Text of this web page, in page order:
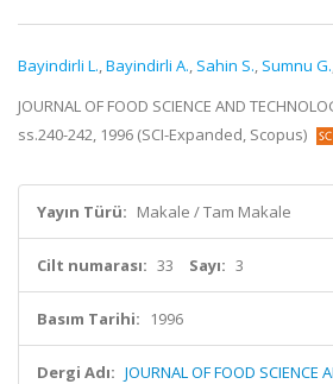
Bayindirli L.,Bayindirli A., Sahin S., Sumnu G.
JOURNAL OF FOOD SCIENCE AND
ss.240-242, 1996 (SCI-Expanded, Scopus)
Yayın Türü: Makale / Tam Makale
Cilt numarası: 33 Sayı: 3
Basım Tarihi: 1996
Dergi Adı: JOURNAL OF FOOD SCIENCE